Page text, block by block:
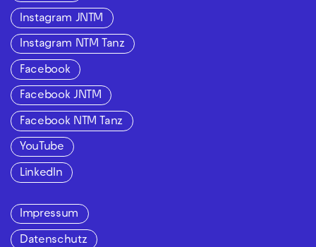
Instagram JNTM
Instagram NTM Tanz
Facebook
Facebook JNTM
Facebook NTM Tanz
YouTube
LinkedIn
Impressum
Datenschutz